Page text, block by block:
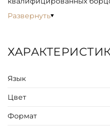
издававшихся, в данной
сделана попытка в какой-
подготовки наших команд
Предисловие
Обучение и тренировка.
Развернуть
Язык
Цвет
Формат